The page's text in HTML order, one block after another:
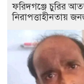
ফরিদগঞ্জে চুরির
নিরাপত্তাহীনতায়